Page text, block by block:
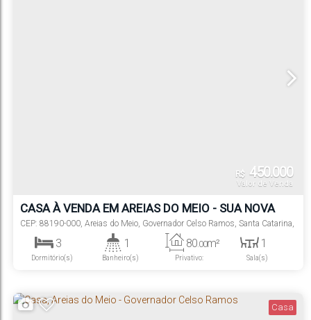
R$ 450.000
Valor de Venda
CASA À VENDA EM AREIAS DO MEIO - SUA NOVA
VIDA COMEÇA AQUI!
CEP: 88190-000, Areias do Meio, Governador Celso Ramos, Santa Catarina,
3
Dormitório(s)
1
Banheiro(s) Privativo:
80 .00m² 1
Sala(s)
Casa